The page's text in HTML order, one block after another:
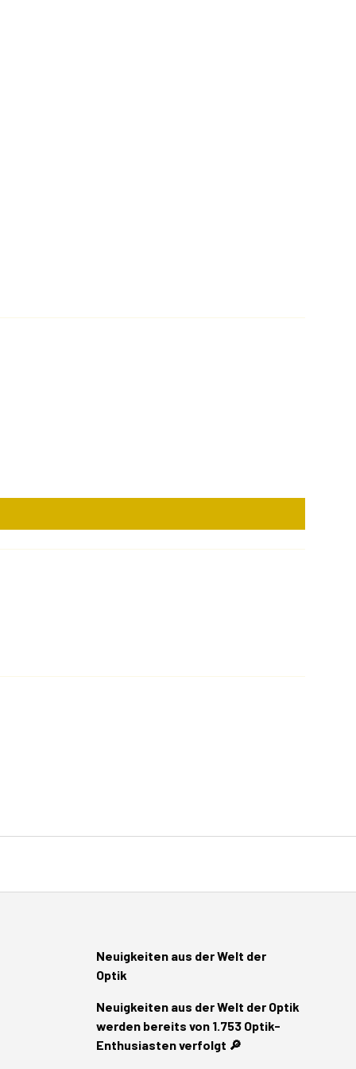
Neuigkeiten aus der Welt der
Optik
Neuigkeiten aus der Welt der Optik
werden bereits von 1.753 Optik-
Enthusiasten verfolgt 🔎